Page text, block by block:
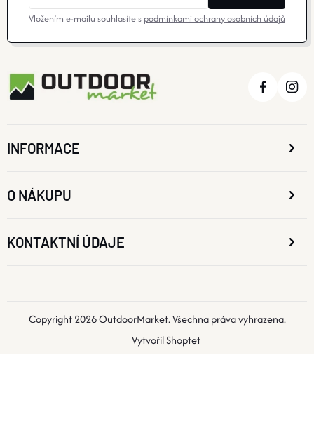
Vložením e-mailu souhlasíte s podmínkami ochrany osobních údajů
INFORMACE
O NÁKUPU
KONTAKTNÍ ÚDAJE
Vytvořil Shoptet
Copyright 2026OutdoorMarket. Všechna práva vyhrazena.